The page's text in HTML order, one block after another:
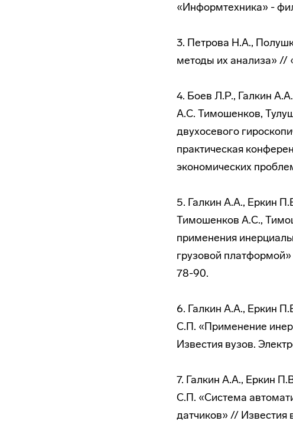
«Информтехника» -
3. Петрова Н.А.,
методы их анализа»
4. Боев Л.Р., Галкин
А.С. Тимошенков,
двухосевого
практическая
экономических
5. Галкин А.А., Еркин
Тимошенков А.С.,
применения
грузовой
78-90.
6. Галкин А.А., Еркин
С.П. «Применение
Известия вузов.
7. Галкин А.А., Еркин
С.П. «Система
датчиков» // Известия